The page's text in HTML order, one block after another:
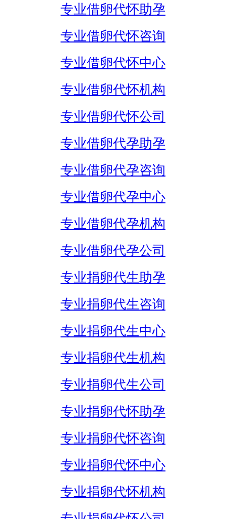
专业借卵代怀助孕
专业借卵代怀咨询
专业借卵代怀中心
专业借卵代怀机构
专业借卵代怀公司
专业借卵代孕助孕
专业借卵代孕咨询
专业借卵代孕中心
专业借卵代孕机构
专业借卵代孕公司
专业捐卵代生助孕
专业捐卵代生咨询
专业捐卵代生中心
专业捐卵代生机构
专业捐卵代生公司
专业捐卵代怀助孕
专业捐卵代怀咨询
专业捐卵代怀中心
专业捐卵代怀机构